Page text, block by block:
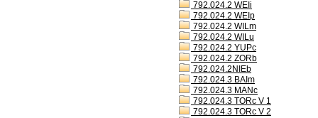
792.024.2 WEIi
792.024.2 WEIp
792.024.2 WILm
792.024.2 WILu
792.024.2 YUPc
792.024.2 ZORb
792.024.2NIEb
792.024.3 BAIm
792.024.3 MANc
792.024.3 TORc V 1
792.024.3 TORc V 2